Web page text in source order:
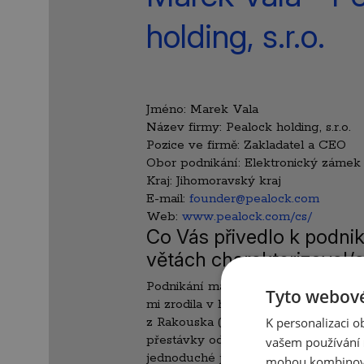
holding, s.r.o.
Jméno: Marek Vala
Název firmy: Pealock holding, s.r.o.
Pozice ve firmě: Zakladatel a CEO
Obor podnikání: Elektronický zámek
Kraj: Jihomoravský kraj
E-mail: founder@pealock.com
Web: www.pealock.com/cs/
Co Vás přivedlo k
větách charakterizoval/
Podnikání máme v rodině.
mi zrodila v hlavě přibližně před
z Rakouska (Kaprunu), kde nám
přestávky odcizeny na svahu lyže.
jednoduché je lyže ukrást a že by
Tyto
K personalizaci
vašem
mohou